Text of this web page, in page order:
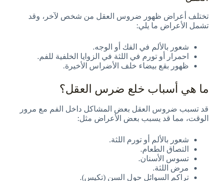
تختلف أعراض ظهور ضروس العقل من شخص لآخر، وقد
تشمل الأعراض ما يلي:
شعور بالألم في الفك أو الوجه.
احمرار أو تورم في اللثة في الزوايا الخلفية للفم.
ظهور بقع بيضاء خلف الأضراس الأخيرة.
ما هي أسباب خلع ضرس العقل؟
قد تسبب ضروس العقل بعض المشاكل داخل الفم مع مرور
الوقت، مما قد يسبب بعض الأعراض مثل:
شعور بالألم أو تورم اللثة.
التصاق الطعام.
تسوس الأسنان.
مرض اللثة.
تراكم السوائل حول السن (تكيس).